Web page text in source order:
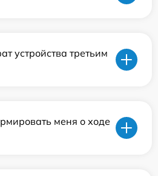
устройства третьим
меня о ходе